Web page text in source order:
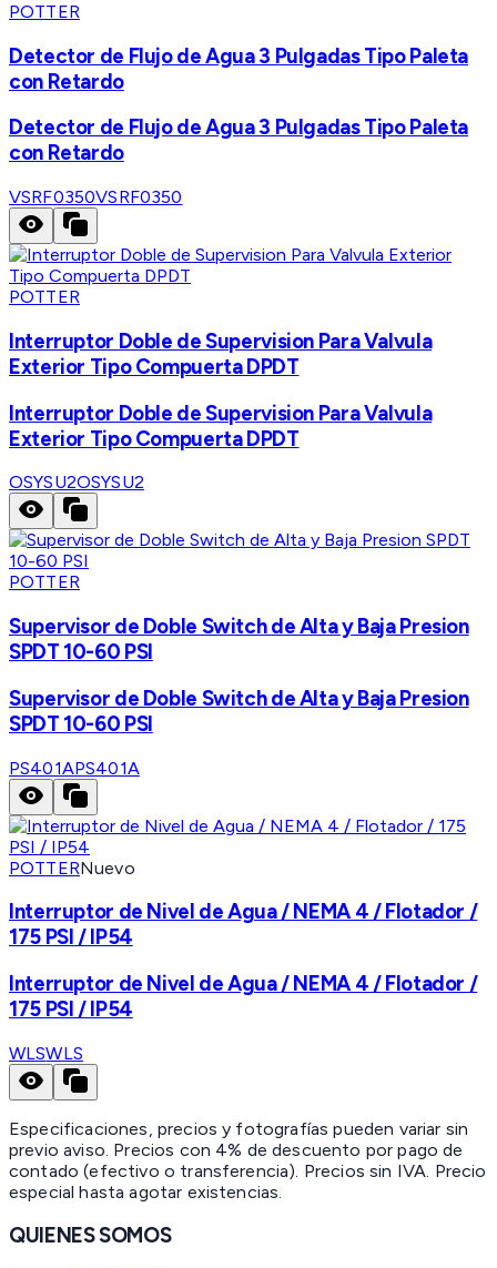
POTTER
Detector de Flujo de Agua 3 Pulgadas Tipo Paleta
con Retardo
Detector de Flujo de Agua 3 Pulgadas Tipo Paleta
con Retardo
VSRF0350VSRF0350
POTTER
Interruptor Doble de Supervision Para Valvula
Exterior Tipo Compuerta DPDT
Interruptor Doble de Supervision Para Valvula
Exterior Tipo Compuerta DPDT
OSYSU2OSYSU2
POTTER
Supervisor de Doble Switch de Alta y Baja Presion
SPDT 10-60 PSI
Supervisor de Doble Switch de Alta y Baja Presion
SPDT 10-60 PSI
PS401APS401A
POTTERNuevo
Interruptor de Nivel de Agua / NEMA 4 / Flotador /
175 PSI / IP54
Interruptor de Nivel de Agua / NEMA 4 / Flotador /
175 PSI / IP54
WLSWLS
Especificaciones, precios y fotografías pueden variar sin
previo aviso. Precios con 4% de descuento por pago de
contado (efectivo o transferencia). Precios sin IVA. Precio
especial hasta agotar existencias.
QUIENES SOMOS